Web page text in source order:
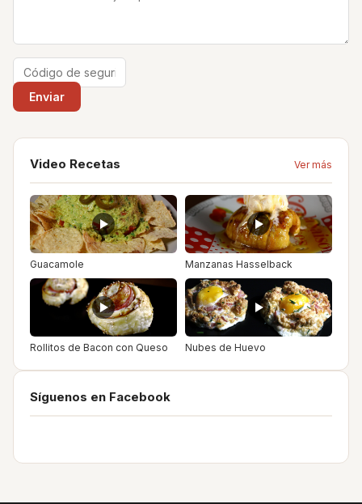
Video Recetas Ver más
Guacamole Manzanas Hasselback
Rollitos de Bacon con Queso Nubes de Huevo
Síguenos en Facebook